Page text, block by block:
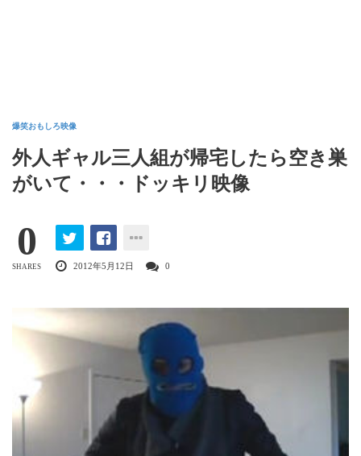
爆笑おもしろ映像
外人ギャル三人組が帰宅したら空き巣
がいて・・・ドッキリ映像
0
SHARES 2012年5月12日 0